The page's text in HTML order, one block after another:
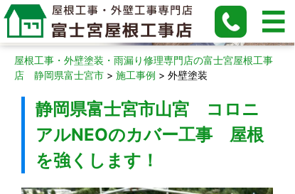
外壁塗装
屋根工事・外壁塗装・雨漏り修理専門店の富士宮屋根工事
店 静岡県富士宮市 > 施工事例 > 外壁塗装
静岡県富士宮市山宮 コロニ
アルNEOのカバー工事 屋根
を強くします！